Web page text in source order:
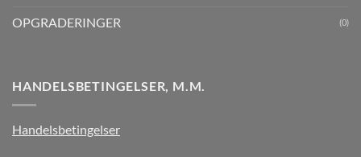
OPGRADERINGER (0)
HANDELSBETINGELSER, M.M.
Handelsbetingelser